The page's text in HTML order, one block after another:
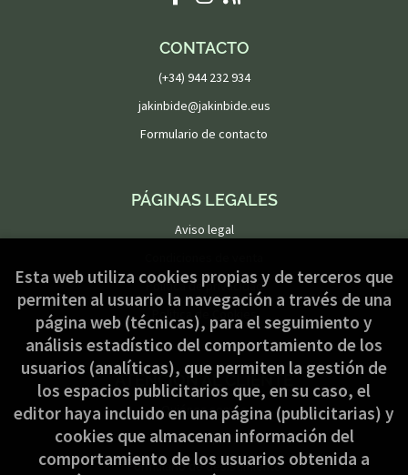
CONTACTO
(+34) 944 232 934
jakinbide@jakinbide.eus
Formulario de contacto
PÁGINAS LEGALES
Aviso legal
Política de privacidad
Política de Cookies
ATENCIÓN AL CLIENTE
Quiénes somos
Pedidos especiales
Formulario de desistimiento
Esta web utiliza cookies propias y de terceros que
permiten al usuario la navegación a través de una
página web (técnicas), para el seguimiento y
análisis estadístico del comportamiento de los
usuarios (analíticas), que permiten la gestión de
los espacios publicitarios que, en su caso, el
editor haya incluido en una página (publicitarias) y
cookies que almacenan información del
comportamiento de los usuarios obtenida a